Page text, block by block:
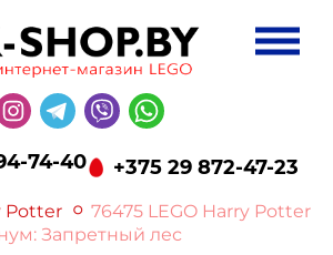
74-40 +375 29 872-47-23
Potter
76475 LEGO Harry Potter
Запретный лес